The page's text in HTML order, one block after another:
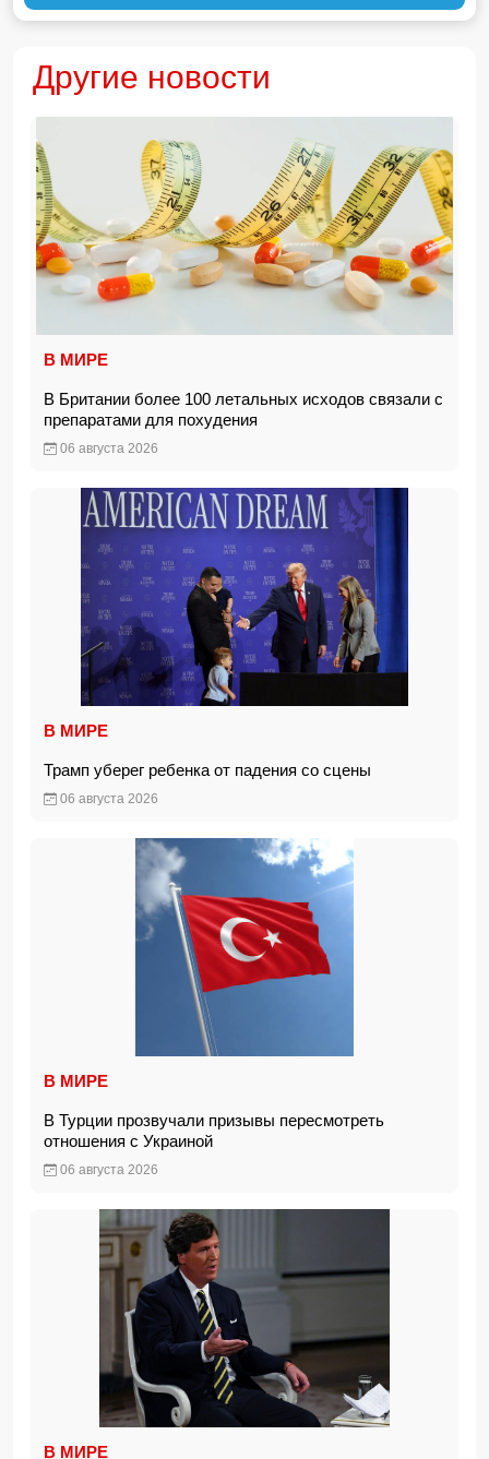
Другие новости
В МИРЕ
В Британии более 100 летальных исходов связали с
препаратами для похудения
06 августа 2026
В МИРЕ
Трамп уберег ребенка от падения со сцены
06 августа 2026
В МИРЕ
В Турции прозвучали призывы пересмотреть
отношения с Украиной
06 августа 2026
В МИРЕ